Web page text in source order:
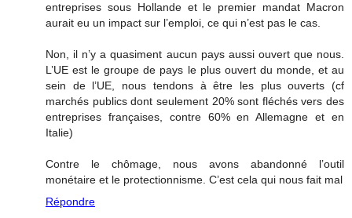
entreprises sous Hollande et le premier mandat Macron
aurait eu un impact sur l’emploi, ce qui n’est pas le cas.
Non, il n’y a quasiment aucun pays aussi ouvert que nous.
L’UE est le groupe de pays le plus ouvert du monde, et au
sein de l’UE, nous tendons à être les plus ouverts (cf
marchés publics dont seulement 20% sont fléchés vers des
entreprises françaises, contre 60% en Allemagne et en
Italie)
Contre le chômage, nous avons abandonné l’outil
monétaire et le protectionnisme. C’est cela qui nous fait mal
Répondre